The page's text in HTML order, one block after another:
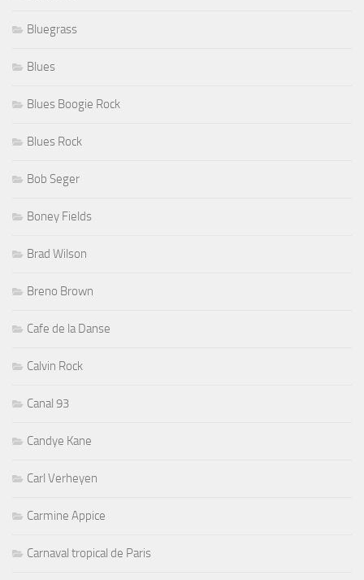
Bluegrass
Blues
Blues Boogie Rock
Blues Rock
Bob Seger
Boney Fields
Brad Wilson
Breno Brown
Cafe de la Danse
Calvin Rock
Canal 93
Candye Kane
Carl Verheyen
Carmine Appice
Carnaval tropical de Paris